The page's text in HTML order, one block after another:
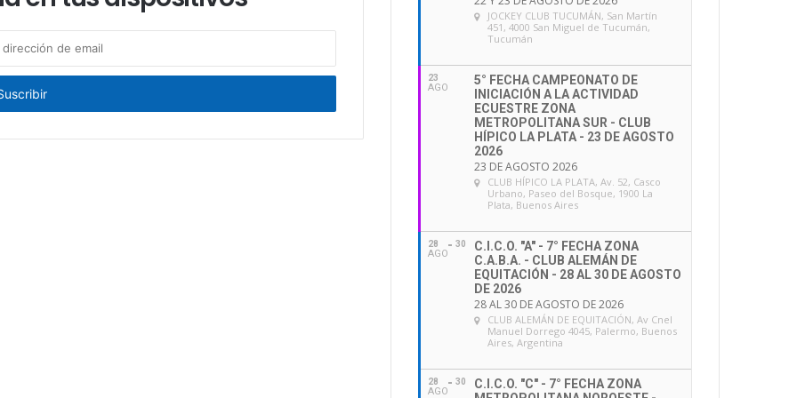
JOCKEY CLUB TUCUMÁN, San Martín
451, 4000 San Miguel de Tucumán,
Tucumán
23
AGO
5° FECHA CAMPEONATO DE
INICIACIÓN A LA ACTIVIDAD
ECUESTRE ZONA
METROPOLITANA SUR - CLUB
HÍPICO LA PLATA - 23 DE AGOSTO
2026
23 DE AGOSTO 2026
CLUB HÍPICO LA PLATA, Av. 52, Casco
Urbano, Paseo del Bosque, 1900 La
Plata, Buenos Aires
28
AGO
30
C.I.C.O. "A" - 7° FECHA ZONA
C.A.B.A. - CLUB ALEMÁN DE
EQUITACIÓN - 28 AL 30 DE AGOSTO
DE 2026
28 AL 30 DE AGOSTO DE 2026
CLUB ALEMÁN DE EQUITACIÓN, Av Cnel
Manuel Dorrego 4045, Palermo, Buenos
Aires, Argentina
28
AGO
30
C.I.C.O. "C" - 7° FECHA ZONA